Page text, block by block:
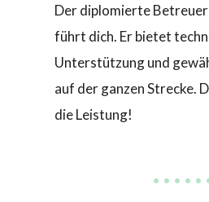
Der diplomierte
führt dich. Er bietet
Unterstützung und
auf der ganzen Strecke.
die Leistung!